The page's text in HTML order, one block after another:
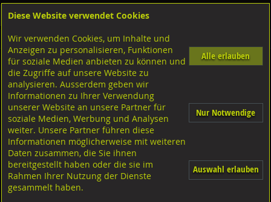
Shop Muttern Innengewinde
Ringmuttern Stahl verzinkt, DIN582 ISO3266
Diese Website verwendet Cookies
Wir verwenden Cookies, um Inhalte und
Anzeigen zu personalisieren, Funktionen
für soziale Medien anbieten zu können und
die Zugriffe auf unsere Website zu
analysieren. Ausserdem geben wir
Informationen zu Ihrer Verwendung
unserer Website an unsere Partner für
soziale Medien, Werbung und Analysen
weiter. Unsere Partner führen diese
Informationen möglicherweise mit weiteren
Daten zusammen, die Sie ihnen
bereitgestellt haben oder die sie im
Rahmen Ihrer Nutzung der Dienste
gesammelt haben.
Alle erlauben
Nur Notwendige
Auswahl erlauben